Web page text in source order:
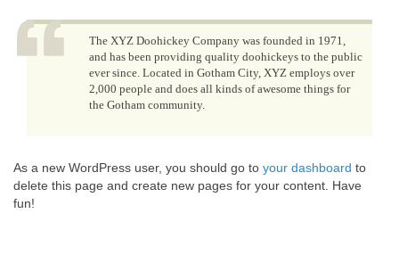
The XYZ Doohickey Company was founded in 1971,
and has been providing quality doohickeys to the public
ever since. Located in Gotham City, XYZ employs over
2,000 people and does all kinds of awesome things for
the Gotham community.
As a new WordPress user, you should go to your dashboard to
delete this page and create new pages for your content. Have
fun!